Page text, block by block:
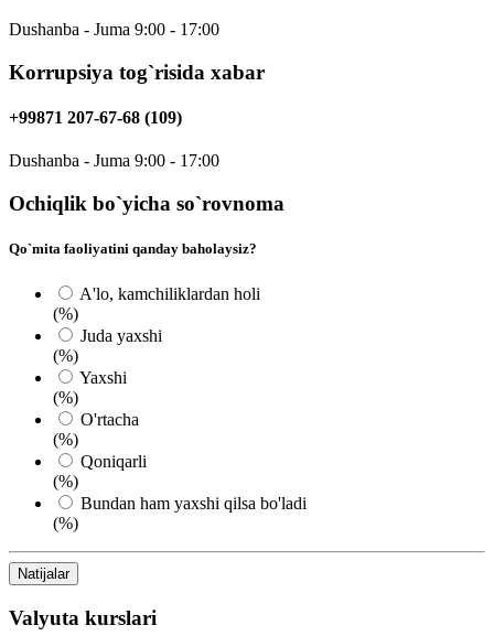
Dushanba - Juma 9:00 - 17:00
Korrupsiya tog`risida xabar
+99871 207-67-68 (109)
Dushanba - Juma 9:00 - 17:00
Ochiqlik bo`yicha so`rovnoma
Qo`mita faoliyatini qanday baholaysiz?
A'lo, kamchiliklardan holi
(%)
Juda yaxshi
(%)
Yaxshi
(%)
O'rtacha
(%)
Qoniqarli
(%)
Bundan ham yaxshi qilsa bo'ladi
(%)
Natijalar
Valyuta kurslari